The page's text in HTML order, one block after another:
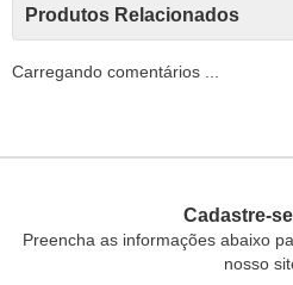
Produtos Relacionados
Carregando comentários ...
Cadastre-
Preencha as informações abaixo
nosso